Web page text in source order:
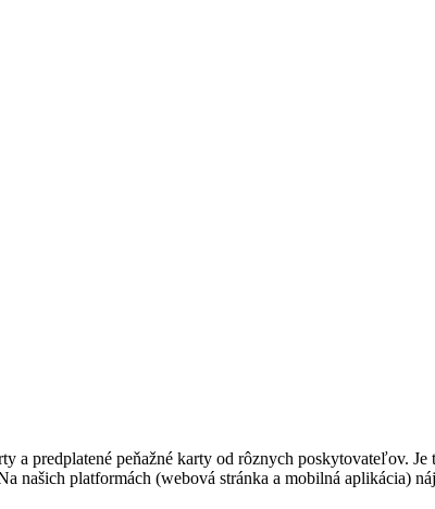
predplatené peňažné karty od rôznych poskytovateľov.
našich platformách (webová stránka a mobilná aplikácia)